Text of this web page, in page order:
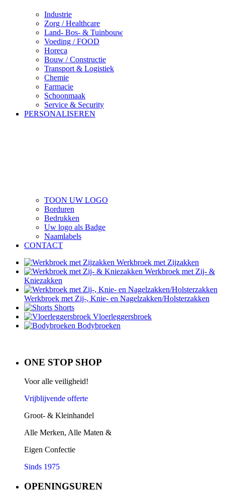
Industrie
Zorg / Healthcare
Land- Bos- & Tuinbouw
Voeding / FOOD
Horeca
Bouw / Constructie
Transport & Logistiek
Chemie
Farmacie
Schoonmaak
Service & Security
PERSONALISEREN
TOON UW LOGO
Borduren
Bedrukken
Uw logo als Badge
Naamlabels
CONTACT
Werkbroek met Zijzakken
Werkbroek met Zij- &
Kniezakken
Werkbroek met Zij-, Knie- en Nagelzakken/Holsterzakken
Shorts
Vloerleggersbroek
Bodybroeken
ONE STOP SHOP
Voor alle veiligheid!
Vrijblijvende offerte
Groot- & Kleinhandel
Alle Merken, Alle Maten &
Eigen Confectie
Sinds 1975
OPENINGSUREN